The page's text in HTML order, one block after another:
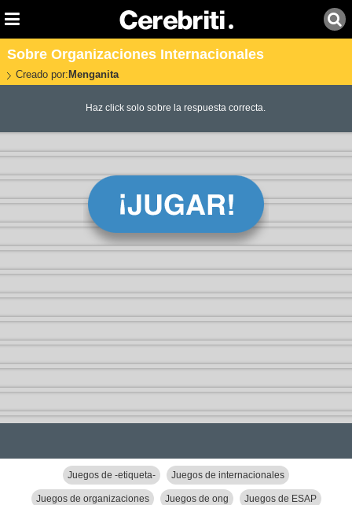
Sobre Organizaciones Internacionales
Creado por: Menganita
Haz click solo sobre la respuesta correcta.
Juegos de -etiqueta- Juegos de internacionales
Juegos de organizaciones Juegos de ong Juegos de ESAP